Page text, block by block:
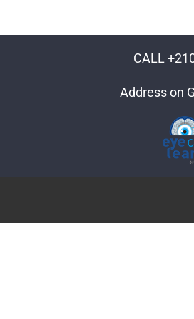
CALL
Address on